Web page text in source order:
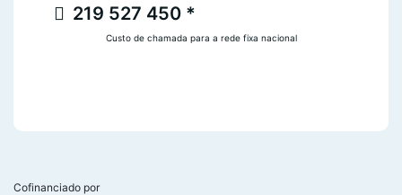
219 527 450 *
Custo de chamada para a rede fixa nacional
Cofinanciado por